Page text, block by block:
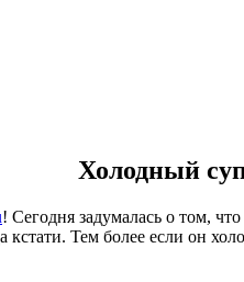
Холодный
! Сегодня задумалась о том,
кстати. Тем более если он